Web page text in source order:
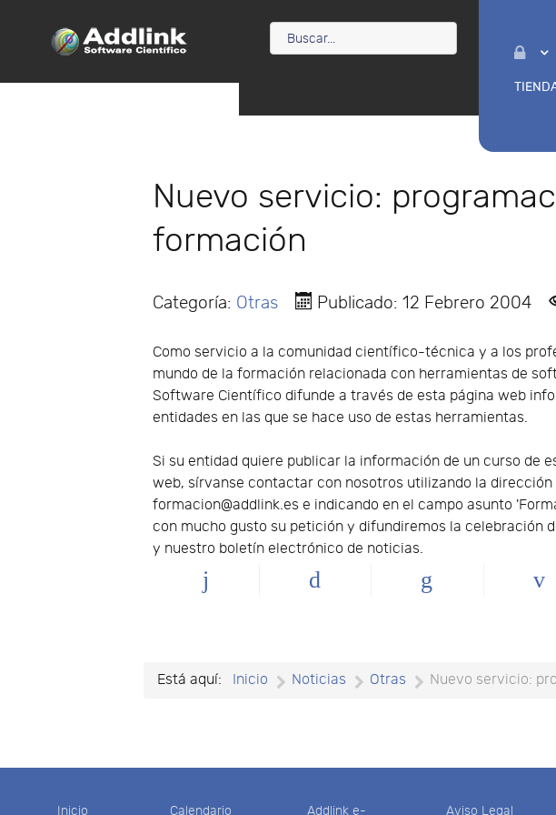
Nuevo servicio:
formación
Categoría: Otras Publicado: 12 Febrero 2004
Como servicio a la comunidad científico-técnica y a los
mundo de la formación relacionada con herramientas de
Software Científico difunde a través de esta página web
entidades en las que se hace uso de estas herramientas.
Si su entidad quiere publicar la información de un curso de
web, sírvanse contactar con nosotros utilizando la
formacion@addlink.es e indicando en el campo asunto
con mucho gusto su petición y difundiremos la celebración
y nuestro boletín electrónico de noticias.
Está aquí: Inicio Noticias Otras Nuevo servicio:
Inicio Calendario Addlink e- Aviso Legal